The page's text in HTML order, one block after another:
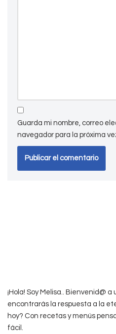
Guarda mi nombre, correo
navegador para la próxima
¡Hola! Soy Melisa.. Bienvenid@
encontrarás la respuesta a la
hoy? Con recetas y menús
fácil.